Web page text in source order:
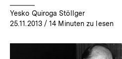
Yesko Quiroga Stöllger
25.11.2013/ 14 Minuten zu lesen